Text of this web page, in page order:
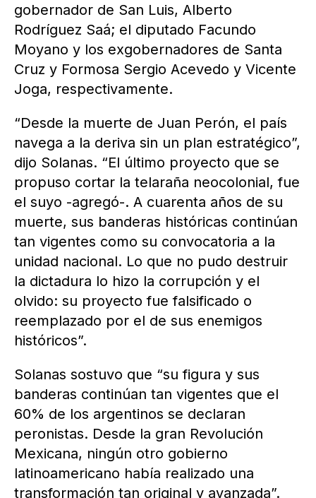
gobernador de San Luis, Alberto
Rodríguez Saá; el diputado Facundo
Moyano y los exgobernadores de Santa
Cruz y Formosa Sergio Acevedo y Vicente
Joga, respectivamente.
“Desde la muerte de Juan Perón, el país
navega a la deriva sin un plan estratégico”,
dijo Solanas. “El último proyecto que se
propuso cortar la telaraña neocolonial, fue
el suyo -agregó-. A cuarenta años de su
muerte, sus banderas históricas continúan
tan vigentes como su convocatoria a la
unidad nacional. Lo que no pudo destruir
la dictadura lo hizo la corrupción y el
olvido: su proyecto fue falsificado o
reemplazado por el de sus enemigos
históricos”.
Solanas sostuvo que “su figura y sus
banderas continúan tan vigentes que el
60% de los argentinos se declaran
peronistas. Desde la gran Revolución
Mexicana, ningún otro gobierno
latinoamericano había realizado una
transformación tan original y avanzada”.